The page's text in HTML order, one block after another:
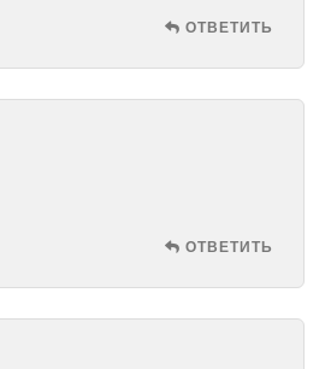
ОТВЕТИТЬ
ОТВЕТИТЬ